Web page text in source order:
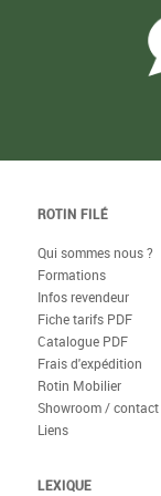
ROTIN FILÉ
Qui sommes nous ?
Formations
Infos revendeur
Fiche tarifs PDF
Catalogue PDF
Frais d'expédition
Rotin Mobilier
Showroom / contact
Liens
LEXIQUE